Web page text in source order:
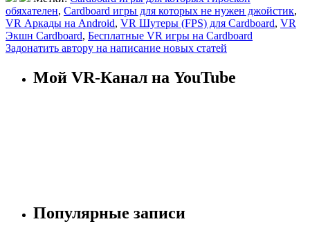
обяхателен, Cardboard игры для которых не нужен джойстик,
VR Аркады на Android, VR Шутеры (FPS) для Cardboard, VR
Экшн Cardboard, Бесплатные VR игры на Cardboard
Задонатить автору на написание новых статей
Мой VR-Канал на YouTube
Популярные записи